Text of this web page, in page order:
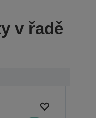
v řadě